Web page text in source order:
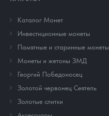
Каталог Монет
Инвестиционные монеты
Памятные и старинные монеты
Монеты и жетоны ЗМД
Георгий Победоносец
Золотой червонец Сеятель
Золотые слитки